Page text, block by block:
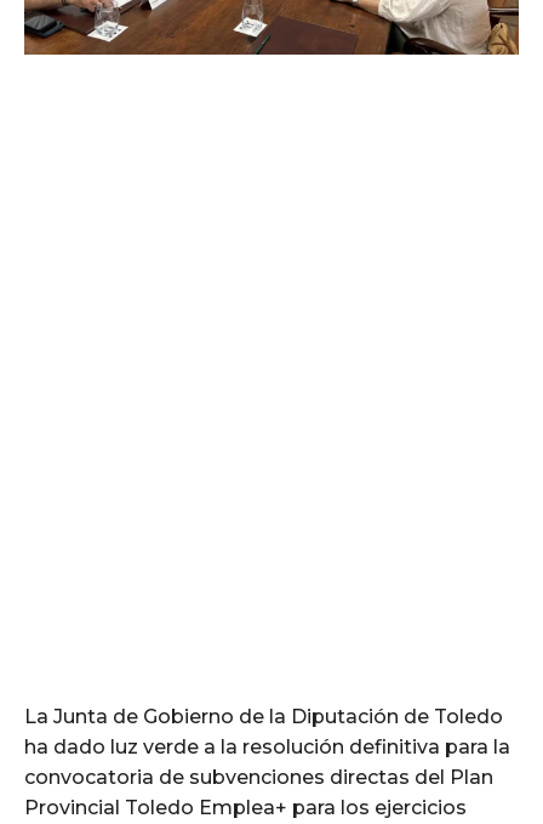
La Junta de Gobierno de la Diputación de Toledo
ha dado luz verde a la resolución definitiva para la
convocatoria de subvenciones directas del Plan
Provincial Toledo Emplea+ para los ejercicios